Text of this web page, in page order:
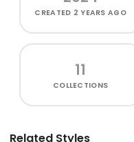
CREATED 2 YEARS AGO
11
COLLECTIONS
Related Styles